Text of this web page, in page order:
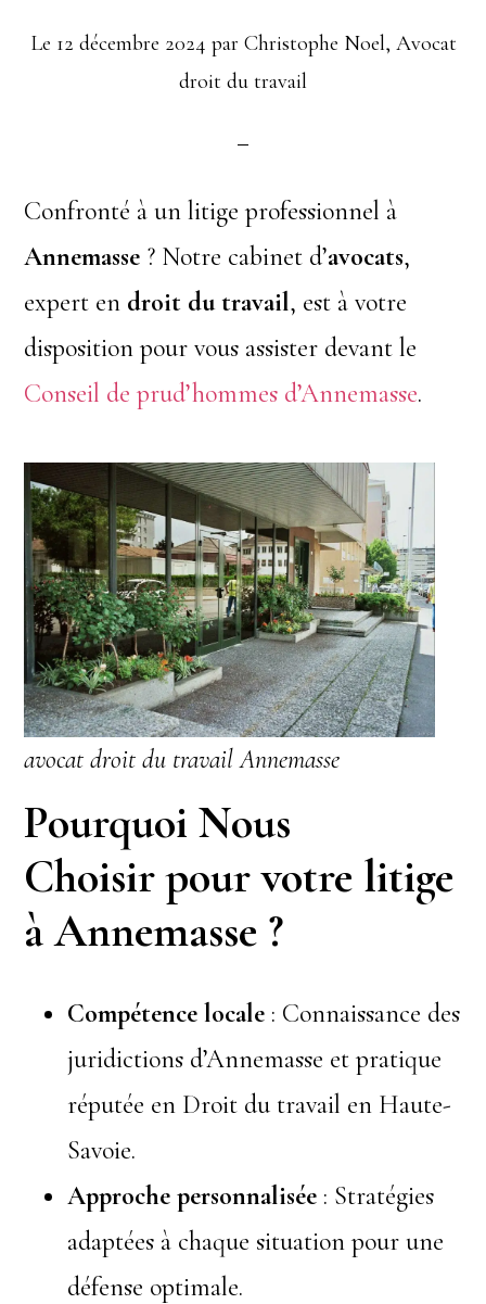
Le 12 décembre 2024 par Christophe Noel, Avocat
droit du travail
Confronté à un litige professionnel à
Annemasse ? Notre cabinet d’avocats,
expert en droit du travail, est à votre
disposition pour vous assister devant le
Conseil de prud’hommes d’Annemasse.
avocat droit du travail Annemasse
Pourquoi Nous
Choisir pour votre litige
à Annemasse ?
Compétence locale : Connaissance des
juridictions d’Annemasse et pratique
réputée en Droit du travail en Haute-
Savoie.
Approche personnalisée : Stratégies
adaptées à chaque situation pour une
défense optimale.